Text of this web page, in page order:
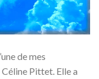
de mes
Pittet. Elle a